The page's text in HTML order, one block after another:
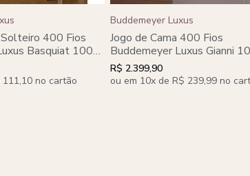
Solteiro 400 Fios
Basquiat 100%
Branco/Branco
no cartão
Buddemeyer Luxus
Jogo de Cama 400 Fios
Buddemeyer Luxus Gianni
Algodão Penteado Branco 4
R$ 2.399,90
ou em 10x de R$ 239,99 no